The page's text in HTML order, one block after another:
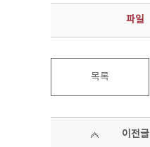
파일
목록
이전글